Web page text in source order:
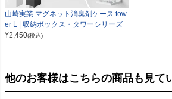
山崎実業 マグネット消臭剤ケース tow
er L | 収納ボックス・タワーシリーズ
¥2,450(税込)
他のお客様はこちらの商品も見て